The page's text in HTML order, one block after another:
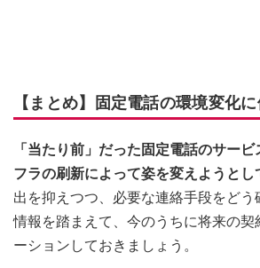
【まとめ】固定電話の環境変化に
「当たり前」だった固定電話のサー
フラの刷新によって姿を変えようとし
出を抑えつつ、必要な連絡手段をど
情報を踏まえて、今のうちに将来の契
ーションしておきましょう。